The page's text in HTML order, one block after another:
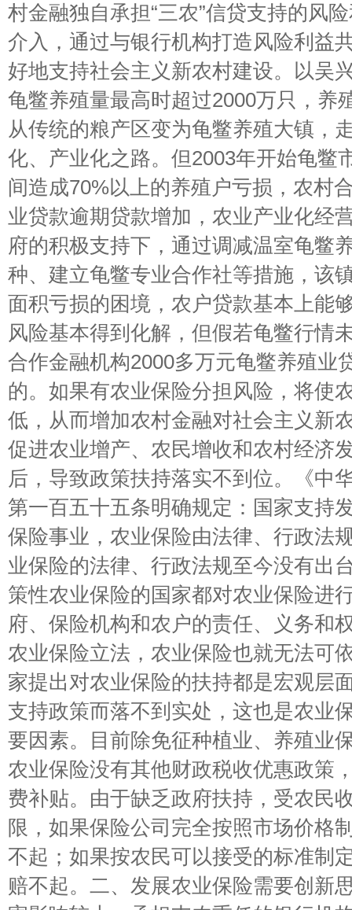
村金融独自承担“三农”信贷支持的风
介入，通过与银行机构打造风险利益
好地支持社会主义新农村建设。以吴
龟鳖养殖量最高时超过2000万只，养
从传统的粮产区变为龟鳖养殖大镇，
化、产业化之路。但2003年开始龟鳖
间造成70%以上的养殖户亏损，农村
业贷款逾期贷款增加，农业产业化经
府的积极支持下，通过调减温室龟鳖
种、建立龟鳖专业合作社等措施，该
面积亏损的困境，农户贷款基本上能
风险基本得到化解，但假若龟鳖行情
合作金融机构2000多万元龟鳖养殖业
的。如果有农业保险分担风险，将使
低，从而增加农村金融对社会主义新
促进农业增产、农民增收和农村经济
后，导致政策扶持落实不到位。《中
第一百五十五条明确规定：国家支持
保险事业，农业保险由法律、行政法
业保险的法律、行政法规至今没有出
策性农业保险的国家都对农业保险进
府、保险机构和农户的责任、义务和
农业保险立法，农业保险也就无法可
家提出对农业保险的扶持都是宏观层
支持政策而落不到实处，这也是农业
要因素。目前除免征种植业、养殖业
农业保险没有其他财政税收优惠政策
费补贴。由于缺乏政府扶持，受农民
限，如果保险公司完全按照市场价格
不起；如果按农民可以接受的标准制
赔不起。二、发展农业保险需要创新